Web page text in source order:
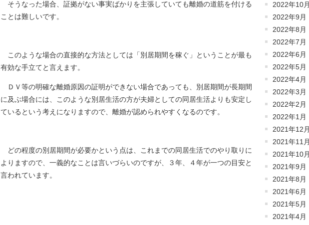
そうなった場合、証拠がない事実ばかりを主張していても離婚の道筋を付ける
ことは難しいです。
このような場合の直接的な方法としては「別居期間を稼ぐ」ということが最も
有効な手立てと言えます。
ＤＶ等の明確な離婚原因の証明ができない場合であっても、別居期間が長期間
に及ぶ場合には、このような別居生活の方が夫婦としての同居生活よりも安定し
ているという考えになりますので、離婚が認められやすくなるのです。
どの程度の別居期間が必要かという点は、これまでの同居生活でのやり取りに
よりますので、一義的なことは言いづらいのですが、３年、４年が一つの目安と
言われています。
2022年10月
2022年9月
2022年8月
2022年7月
2022年6月
2022年5月
2022年4月
2022年3月
2022年2月
2022年1月
2021年12月
2021年11月
2021年10月
2021年9月
2021年8月
2021年6月
2021年5月
2021年4月